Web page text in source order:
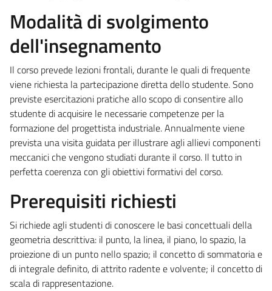
Modalità di svolgimento
dell'insegnamento
Il corso prevede lezioni frontali, durante le quali di frequente
viene richiesta la partecipazione diretta dello studente. Sono
previste esercitazioni pratiche allo scopo di consentire allo
studente di acquisire le necessarie competenze per la
formazione del progettista industriale. Annualmente viene
prevista una visita guidata per illustrare agli allievi componenti
meccanici che vengono studiati durante il corso. Il tutto in
perfetta coerenza con gli obiettivi formativi del corso.
Prerequisiti richiesti
Si richiede agli studenti di conoscere le basi concettuali della
geometria descrittiva: il punto, la linea, il piano, lo spazio, la
proiezione di un punto nello spazio; il concetto di sommatoria e
di integrale definito, di attrito radente e volvente; il concetto di
scala di rappresentazione.